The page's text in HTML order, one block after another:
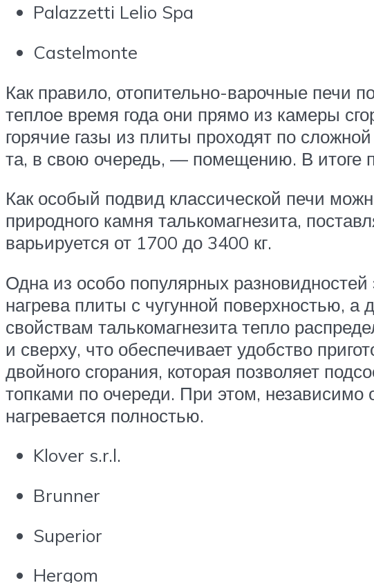
Palazzetti Lelio Spa
Castelmonte
Как правило, отопительно-варочные печи
теплое время года они прямо из камеры
горячие газы из плиты проходят по
та, в свою очередь, — помещению. В итоге
Как особый подвид классической печи
природного камня талькомагнезита,
варьируется от 1700 до 3400 кг.
Одна из особо популярных
нагрева плиты с чугунной поверхностью, а
свойствам талькомагнезита тепло
и сверху, что обеспечивает удобство
двойного сгорания, которая позволяет
топками по очереди. При этом, независимо
нагревается полностью.
Klover s.r.l.
Brunner
Superior
Hergom